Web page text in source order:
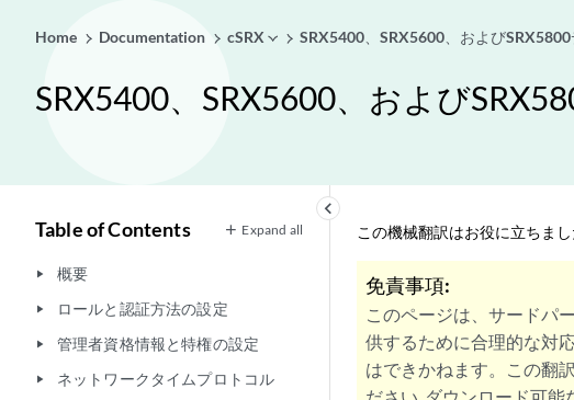
Home Documentation cSRX SRX5400、SRX5600、および
SRX5400、SRX5600、および
keyboard_arrow_left
Table of Contents Expand all
play_arrow 概要
play_arrow ロールと認証方法の設定
play_arrow 管理者資格情報と特権の設定
play_arrow ネットワークタイムプロトコル
この機械翻訳はお役に立ちま
免責事項:
このページは、サードパ
供するために合理的な対
はできかねます。この翻